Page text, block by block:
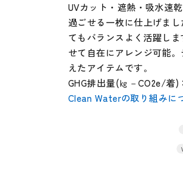
UVカット・遮熱・吸水速
過ごせる一枚に仕上げま
てもバランスよく活躍し
せて自在にアレンジ可能
えたアイテムです。
GHG排出量(㎏－CO2e/着)
Clean Waterの取り組みに